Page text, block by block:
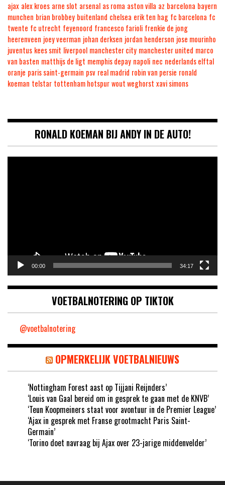
ajax alex kroes arne slot arsenal as roma aston villa az barcelona bayern
munchen brian brobbey buitenland chelsea erik ten hag fc barcelona fc
twente fc utrecht feyenoord francesco farioli frenkie de jong
heerenveen joey veerman johan derksen jordan henderson jose mourinho
juventus kees smit liverpool manchester city manchester united marco
van basten matthijs de ligt memphis depay napoli nec nederlands elftal
oranje paris saint-germain psv real madrid robin van persie ronald
koeman telstar tottenham hotspurwout weghorst xavi simons
RONALD KOEMAN BIJ ANDY IN DE AUTO!
00:00 34:17
VOETBALNOTERING OP TIKTOK
@voetbalnotering
OPMERKELIJK VOETBALNIEUWS
‘Nottingham Forest aast op Tijjani Reijnders’
‘Louis van Gaal bereid om in gesprek te gaan met de KNVB’
‘Teun Koopmeiners staat voor avontuur in de Premier League’
‘Ajax in gesprek met Franse grootmacht Paris Saint-
Germain’
‘Torino doet navraag bij Ajax over 23-jarige middenvelder’